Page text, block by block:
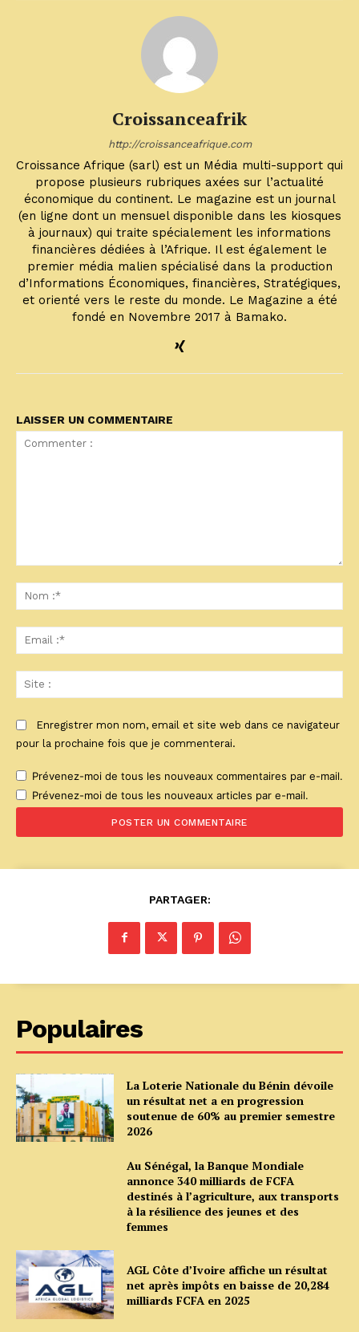
Croissanceafrik
http://croissanceafrique.com
Croissance Afrique (sarl) est un Média multi-support qui
propose plusieurs rubriques axées sur l’actualité
économique du continent. Le magazine est un journal
(en ligne dont un mensuel disponible dans les kiosques
à journaux) qui traite spécialement les informations
financières dédiées à l’Afrique. Il est également le
premier média malien spécialisé dans la production
d’Informations Économiques, financières, Stratégiques,
et orienté vers le reste du monde. Le Magazine a été
fondé en Novembre 2017 à Bamako.
LAISSER UN COMMENTAIRE
:*
:*
:
Enregistrer mon nom, email et site web dans ce navigateur
pour la prochaine fois que je commenterai.
Prévenez-moi de tous les nouveaux commentaires par e-mail.
Prévenez-moi de tous les nouveaux articles par e-mail.
PARTAGER:
Populaires
La Loterie Nationale du Bénin dévoile
un résultat net a en progression
soutenue de 60% au premier semestre
2026
Au Sénégal, la Banque Mondiale
annonce 340 milliards de FCFA
destinés à l’agriculture, aux transports
à la résilience des jeunes et des
femmes
AGL Côte d’Ivoire affiche un résultat
net après impôts en baisse de 20,284
milliards FCFA en 2025